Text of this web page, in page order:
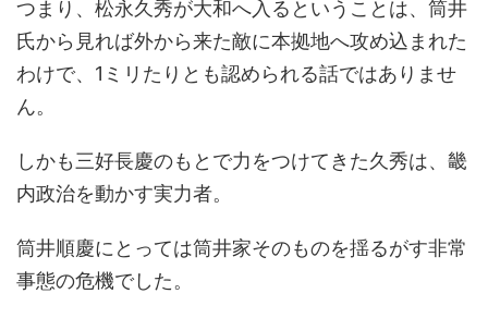
つまり、松永久秀が大和へ入るということは、筒井
氏から見れば外から来た敵に本拠地へ攻め込まれた
わけで、1ミリたりとも認められる話ではありませ
ん。
しかも三好長慶のもとで力をつけてきた久秀は、畿
内政治を動かす実力者。
筒井順慶にとっては筒井家そのものを揺るがす非常
事態の危機でした。